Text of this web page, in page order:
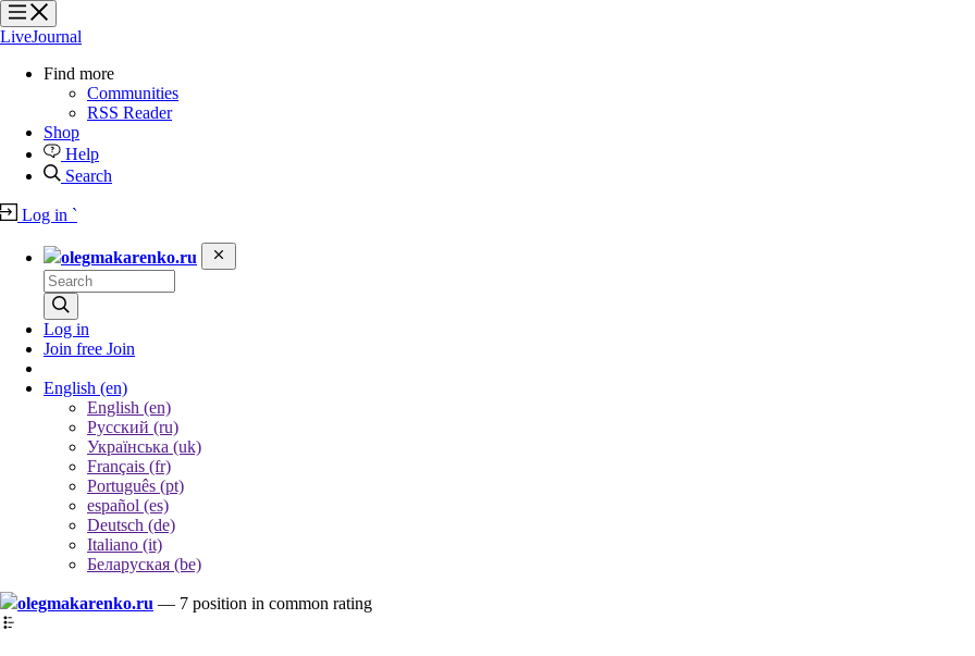
?
?
?
?
LiveJournal
Find more
Communities
RSS Reader
Shop
Help
Search
Log in `
olegmakarenko.ru
Log in
Join free Join
English (en)
English (en)
Русский (ru)
Українська (uk)
Français (fr)
Português (pt)
español (es)
Deutsch (de)
Italiano (it)
Беларуская (be)
olegmakarenko.ru — 7 position in common rating